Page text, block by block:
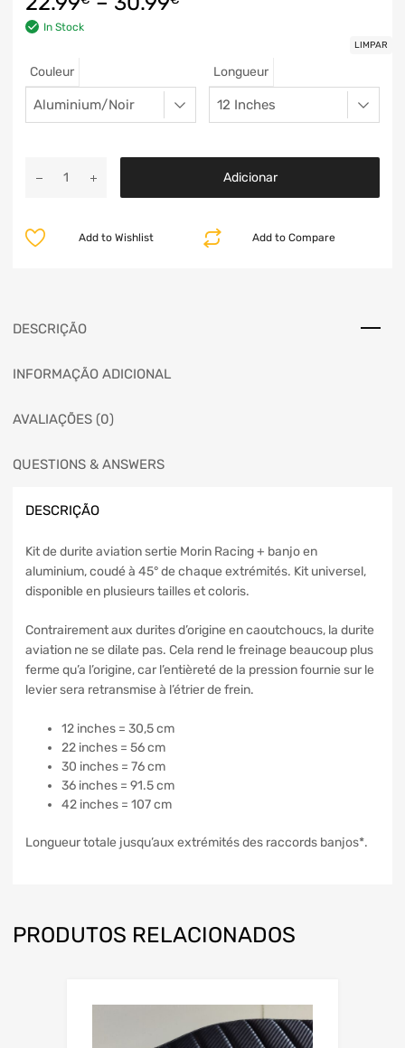
In Stock
Couleur Longueur
LIMPAR
Adicionar
Add to Compare
Add to Wishlist
DESCRIÇÃO
INFORMAÇÃO ADICIONAL
AVALIAÇÕES (0)
QUESTIONS & ANSWERS
DESCRIÇÃO
Kit de durite aviation sertie Morin Racing + banjo en
aluminium, coudé à 45° de chaque extrémités. Kit universel,
disponible en plusieurs tailles et coloris.
Contrairement aux durites d’origine en caoutchoucs, la durite
aviation ne se dilate pas. Cela rend le freinage beaucoup plus
ferme qu’a l’origine, car l’entièreté de la pression fournie sur le
levier sera retransmise à l’étrier de frein.
12 inches = 30,5 cm
22 inches = 56 cm
30 inches = 76 cm
36 inches = 91.5 cm
42 inches = 107 cm
Longueur totale jusqu’aux extrémités des raccords banjos*.
PRODUTOS RELACIONADOS